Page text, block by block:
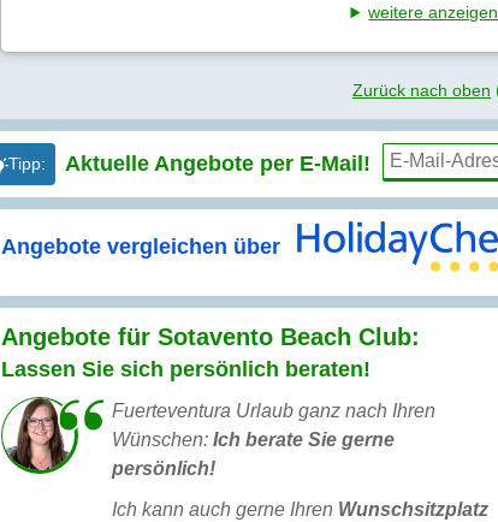
weitere anzeigen
Zurück nach oben
Tipp: Aktuelle Angebote per E-Mail!
Angebote vergleichen über
Angebote für Sotavento Beach Club:
Lassen Sie sich persönlich beraten!
Fuerteventura Urlaub ganz nach Ihren
Wünschen: Ich berate Sie gerne
persönlich!
Ich kann auch gerne Ihren Wunschsitzplatz